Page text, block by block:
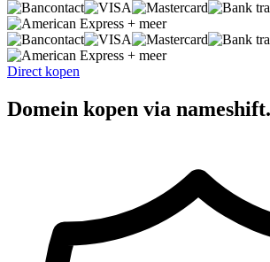
+ meer
+ meer
Direct kopen
Domein kopen via